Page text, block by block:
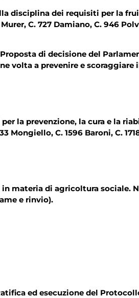
disciplina dei requisiti per la
C. 727 Damiano, C. 946
– Proposta di decisione del
volta a prevenire e
la prevenzione, la cura e la
Mongiello, C. 1596 Baroni,
materia di agricoltura sociale.
e rinvio).
Ratifica ed esecuzione del